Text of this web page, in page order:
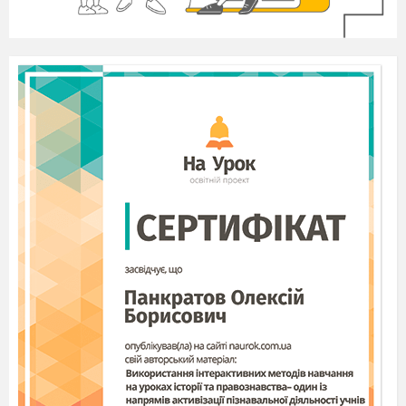
приймала попереднє положення. Тут було
ІІІ. Пояснення нового матеріалу
Водорості
- найдавніші організми, що
становлять найбільшу групу серед нижчих
рослин. Нараховують близько
водоростей, їх життєдіяльність відбувається,
здебільшого, у водному середовищі або дуже
тісно з ним пов'язана.
Слайд 2